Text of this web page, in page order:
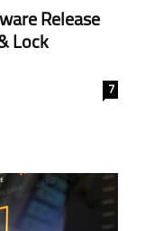
Release
Lock
7